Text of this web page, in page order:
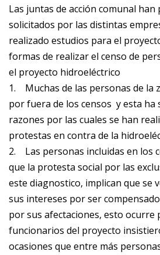
Las juntas de acción comunal
solicitados por las distintas
realizado estudios para el
formas de realizar el censo de
el proyecto hidroeléctrico
1. Muchas de las personas de la
por fuera de los censos y esta ha
razones por las cuales se han
protestas en contra de la
2. Las personas incluidas en los
que la protesta social por las
este diagnostico, implican que se
sus intereses por ser
por sus afectaciones, esto ocurre
funcionarios del proyecto
ocasiones que entre más